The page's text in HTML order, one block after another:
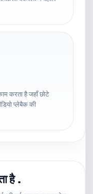
करता है जहाँ छोटे
प्लेबैक की
है .